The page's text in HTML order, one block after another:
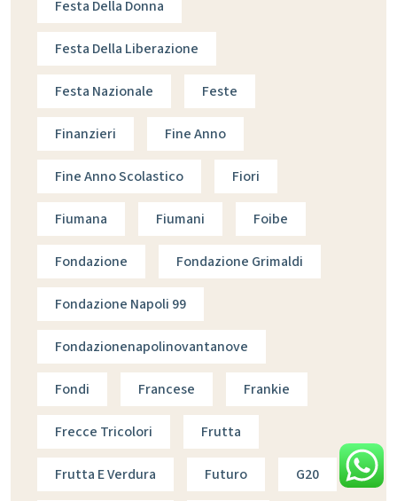
Festa Della Donna
Festa Della Liberazione
Festa Nazionale Feste
Finanzieri Fine Anno
Fine Anno Scolastico Fiori
Fiumana Fiumani Foibe
Fondazione Fondazione Grimaldi
Fondazione Napoli 99
Fondazionenapolinovantanove
Fondi Francese Frankie
Frecce Tricolori Frutta
Frutta E Verdura Futuro G20